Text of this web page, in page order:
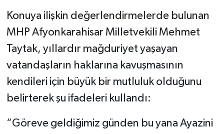
Konuya ilişkin değerlendirmelerde bulunan
MHP Afyonkarahisar Milletvekili Mehmet
Taytak, yıllardır mağduriyet yaşayan
vatandaşların haklarına kavuşmasının
kendileri için büyük bir mutluluk olduğunu
belirterek şu ifadeleri kullandı:
“Göreve geldiğimiz günden bu yana Ayazini